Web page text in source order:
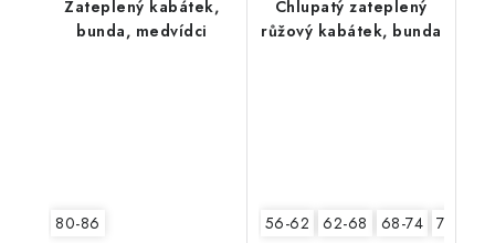
Zateplený kabátek,
bunda, medvídci
80-86
Chlupatý zateplený
růžový kabátek, bunda
56-62 62-68 68-74 74-80